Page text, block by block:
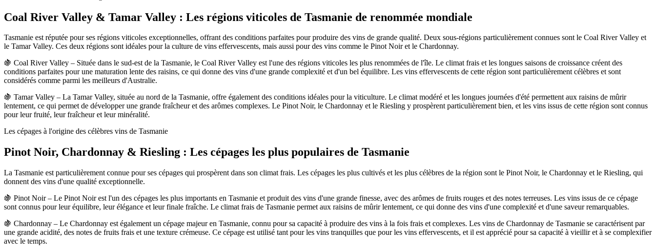
Coal River Valley & Tamar Valley : Les régions viticoles de Tasmanie de renommée mondiale
Tasmanie est réputée pour ses régions viticoles exceptionnelles, offrant des conditions parfaites pour produire des vins de grande qualité. Deux sous-régions particulièrement connues sont le Coal River Valley et
le Tamar Valley. Ces deux régions sont idéales pour la culture de vins effervescents, mais aussi pour des vins comme le Pinot Noir et le Chardonnay.
🍇 Coal River Valley – Située dans le sud-est de la Tasmanie, le Coal River Valley est l'une des régions viticoles les plus renommées de l'île. Le climat frais et les longues saisons de croissance créent des
conditions parfaites pour une maturation lente des raisins, ce qui donne des vins d'une grande complexité et d'un bel équilibre. Les vins effervescents de cette région sont particulièrement célèbres et sont
considérés comme parmi les meilleurs d'Australie.
🍇 Tamar Valley – La Tamar Valley, située au nord de la Tasmanie, offre également des conditions idéales pour la viticulture. Le climat modéré et les longues journées d'été permettent aux raisins de mûrir
lentement, ce qui permet de développer une grande fraîcheur et des arômes complexes. Le Pinot Noir, le Chardonnay et le Riesling y prospèrent particulièrement bien, et les vins issus de cette région sont connus
pour leur fruité, leur fraîcheur et leur minéralité.
Les cépages à l'origine des célèbres vins de Tasmanie
Pinot Noir, Chardonnay & Riesling : Les cépages les plus populaires de Tasmanie
La Tasmanie est particulièrement connue pour ses cépages qui prospèrent dans son climat frais. Les cépages les plus cultivés et les plus célèbres de la région sont le Pinot Noir, le Chardonnay et le Riesling, qui
donnent des vins d'une qualité exceptionnelle.
🍇 Pinot Noir – Le Pinot Noir est l'un des cépages les plus importants en Tasmanie et produit des vins d'une grande finesse, avec des arômes de fruits rouges et des notes terreuses. Les vins issus de ce cépage
sont connus pour leur équilibre, leur élégance et leur finale fraîche. Le climat frais de Tasmanie permet aux raisins de mûrir lentement, ce qui donne des vins d'une complexité et d'une saveur remarquables.
🍇 Chardonnay – Le Chardonnay est également un cépage majeur en Tasmanie, connu pour sa capacité à produire des vins à la fois frais et complexes. Les vins de Chardonnay de Tasmanie se caractérisent par
une grande acidité, des notes de fruits frais et une texture crémeuse. Ce cépage est utilisé tant pour les vins tranquilles que pour les vins effervescents, et il est apprécié pour sa capacité à vieillir et à se complexifier
avec le temps.